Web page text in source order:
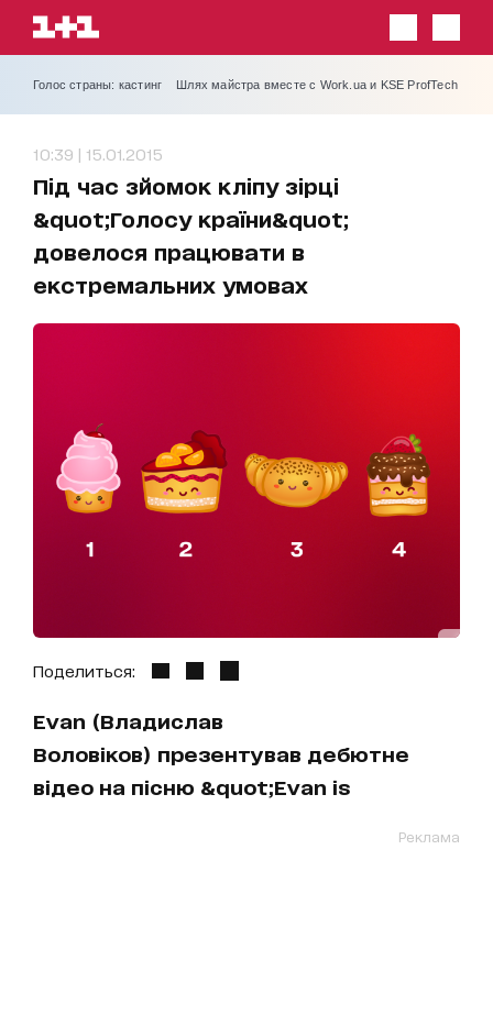
Голос страны: кастинг Шлях майстра вместе с Work.ua и KSE ProfTech
10:39 | 15.01.2015
Під час зйомок кліпу зірці
&quot;Голосу країни&quot;
довелося працювати в
екстремальних умовах
Поделиться:
Evan (Владислав
Воловіков) презентував дебютне
відео на пісню &quot;Evan is
Реклама